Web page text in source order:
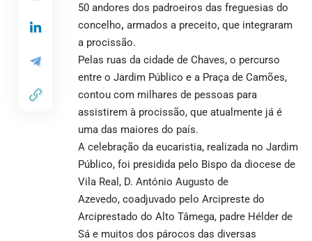
50 andores dos padroeiros das freguesias do
concelho, armados a preceito, que integraram
a procissão.
Pelas ruas da cidade de Chaves, o percurso
entre o Jardim Público e a Praça de Camões,
contou com milhares de pessoas para
assistirem à procissão, que atualmente já é
uma das maiores do país.
A celebração da eucaristia, realizada no Jardim
Público, foi presidida pelo Bispo da diocese de
Vila Real, D. António Augusto de
Azevedo, coadjuvado pelo Arcipreste do
Arciprestado do Alto Tâmega, padre Hélder de
Sá e muitos dos párocos das diversas